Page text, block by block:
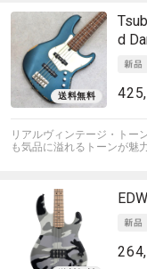
d
リアルヴィンテージ・トー
も気品に溢れるトーンが魅力